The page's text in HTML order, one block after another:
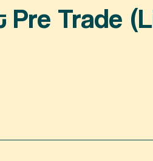
Trade